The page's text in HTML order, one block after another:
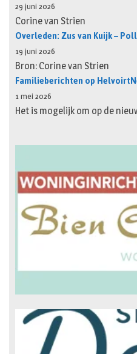
29 juni 2026
Corine van Strien
Overleden: Zus van Kuijk –
19 juni 2026
Bron: Corine van Strien
Familieberichten op
1 mei 2026
Het is mogelijk om op de